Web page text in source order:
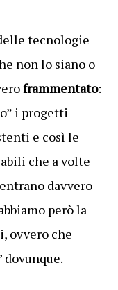
tecnologie
non lo siano o
frammentato:
i progetti
e così le
che a volte
davvero
però la
ovvero che
dovunque.